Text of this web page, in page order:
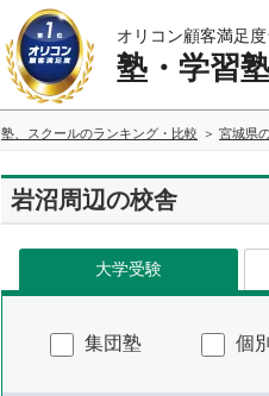
オリコン顧客満足
塾・学習
塾、スクールのランキング・比較 宮城県
岩沼周辺の校舎
大学受験
集団塾 個